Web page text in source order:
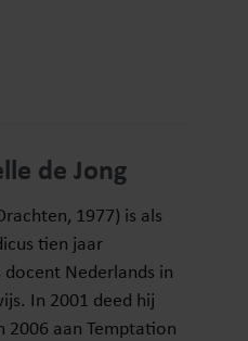
de Jong
1977) is als
tien jaar
Nederlands in
In 2001 deed hij
2006 aan Temptation